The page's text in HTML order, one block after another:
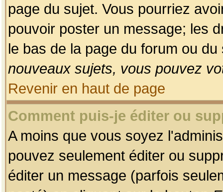
page du sujet. Vous pourriez
pouvoir poster un message; les
le bas de la page du forum ou
nouveaux sujets, vous pouvez
Revenir en haut de page
Comment puis-je éditer ou
A moins que vous soyez
pouvez seulement éditer ou
éditer un message (parfois